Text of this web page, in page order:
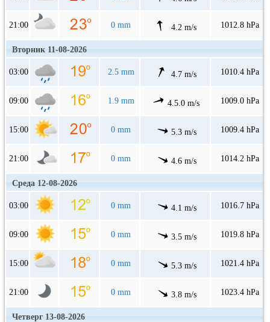
21:00 0 mm 4.2 m/s 1012.8 hPa
Вторник 11-08-2026
03:00 2.5 mm 4.7 m/s 1010.4 hPa
09:00 1.9 mm 4.5.0 m/s 1009.0 hPa
15:00 0 mm 5.3 m/s 1009.4 hPa
21:00 0 mm 4.6 m/s 1014.2 hPa
Среда 12-08-2026
03:00 0 mm 4.1 m/s 1016.7 hPa
09:00 0 mm 3.5 m/s 1019.8 hPa
15:00 0 mm 5.3 m/s 1021.4 hPa
21:00 0 mm 3.8 m/s 1023.4 hPa
Четверг 13-08-2026